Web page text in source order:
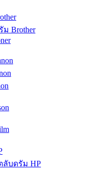
Brother
ลับดรัม HP